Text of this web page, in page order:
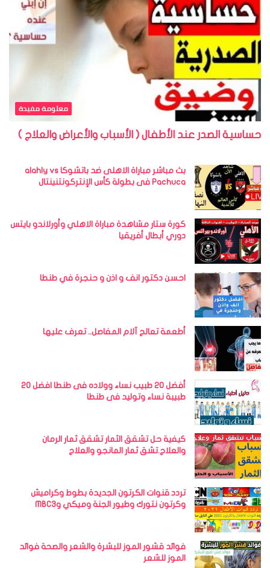
معلومة مفيدة
حساسية الصدر عند الأطفال ( الأسباب والأعراض والعلاج )
بث مباشر مباراة الاهلى ضد باتشوكا alahly vs
Pachuca فى بطولة كأس الإنتركونتنينتال
كورة ستار مشاهدة مباراة الاهلي وأورلاندو بايتس
دوري أبطال أفريقيا
احسن دكتور انف و اذن و حنجرة في طنطا
أطعمة تعالج آلام المفاصل.. تعرف عليها
أفضل 20 طبيب نساء وولاده فى طنطا افضل 20
طبيبة نساء وتوليد فى طنطا
كيفية حل تشقق الثمار تشقق ثمار الرمان
والعلاج.تشق ثمار المانجو والعلاج
تردد قنوات الكرتون الجديدة بطوط وكراميش
وكرتون نتورك وطيور الجنة وميكي وMBC3
فوائد قشور الموز للبشرة والشعر والصحة فوائد
الموز للشعر